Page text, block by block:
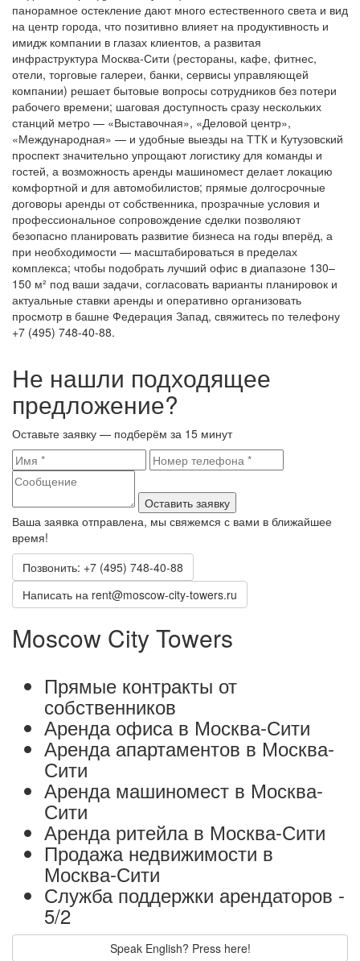
панорамное остекление дают много естественного света и вид
на центр города, что позитивно влияет на продуктивность и
имидж компании в глазах клиентов, а развитая
инфраструктура Москва-Сити (рестораны, кафе, фитнес,
отели, торговые галереи, банки, сервисы управляющей
компании) решает бытовые вопросы сотрудников без потери
рабочего времени; шаговая доступность сразу нескольких
станций метро — «Выставочная», «Деловой центр»,
«Международная» — и удобные выезды на ТТК и Кутузовский
проспект значительно упрощают логистику для команды и
гостей, а возможность аренды машиномест делает локацию
комфортной и для автомобилистов; прямые долгосрочные
договоры аренды от собственника, прозрачные условия и
профессиональное сопровождение сделки позволяют
безопасно планировать развитие бизнеса на годы вперёд, а
при необходимости — масштабироваться в пределах
комплекса; чтобы подобрать лучший офис в диапазоне 130–
150 м² под ваши задачи, согласовать варианты планировок и
актуальные ставки аренды и оперативно организовать
просмотр в башне Федерация Запад, свяжитесь по телефону
+7 (495) 748-40-88.
Не нашли подходящее
предложение?
Оставьте заявку — подберём за 15 минут
Оставить заявку
Ваша заявка отправлена, мы свяжемся с вами в ближайшее
время!
Позвонить: +7 (495) 748-40-88
Написать на rent@moscow-city-towers.ru
Moscow City Towers
Прямые контракты от
собственников
Аренда офиса в Москва-Сити
Аренда апартаментов в Москва-
Сити
Аренда машиномест в Москва-
Сити
Аренда ритейла в Москва-Сити
Продажа недвижимости в
Москва-Сити
Служба поддержки арендаторов -
5/2
Speak English? Press here!